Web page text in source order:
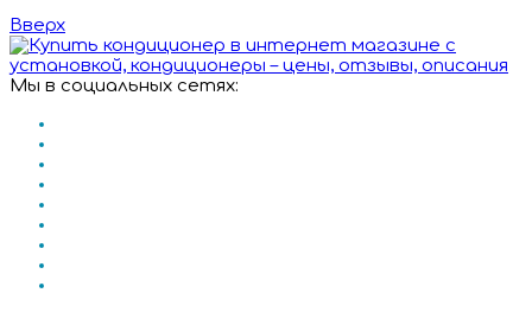
Вверх
Мы в социальных сетях: